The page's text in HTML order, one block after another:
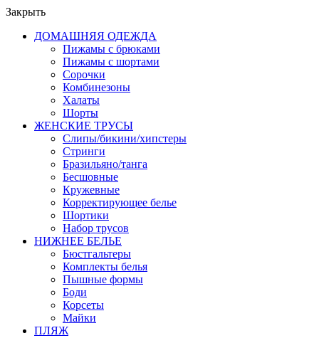
Закрыть
ДОМАШНЯЯ ОДЕЖДА
Пижамы с брюками
Пижамы с шортами
Сорочки
Комбинезоны
Халаты
Шорты
ЖЕНСКИЕ ТРУСЫ
Слипы/бикини/хипстеры
Стринги
Бразильяно/танга
Бесшовные
Кружевные
Корректирующее белье
Шортики
Набор трусов
НИЖНЕЕ БЕЛЬЕ
Бюстгальтеры
Комплекты белья
Пышные формы
Боди
Корсеты
Майки
ПЛЯЖ